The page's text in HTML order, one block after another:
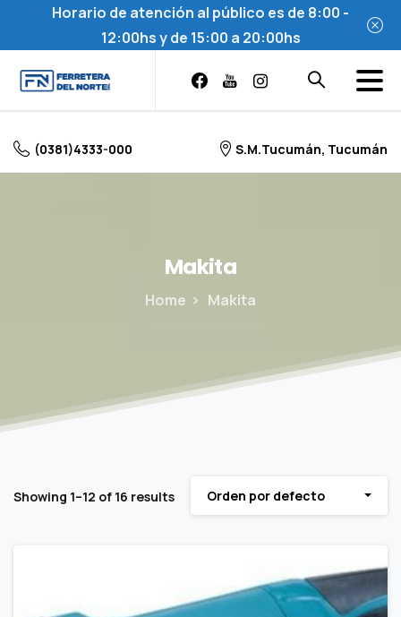
Horario de atención al público es de 8:00 -
12:00hs y de 15:00 a 20:00hs
(0381)4333-000 S.M.Tucumán, Tucumán
Makita
Home Makita
Showing 1–12 of 16 results Orden por defecto